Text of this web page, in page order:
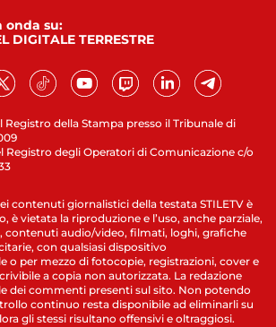
Registro della Stampa presso il Tribunale di
Registro degli Operatori di Comunicazione c/o
onda su:
DIGITALE TERRESTRE
contenuti giornalistici della testata STILETV è
è vietata la riproduzione e l’uso, anche parziale,
contenuti audio/video, filmati, loghi, grafiche
con qualsiasi dispositivo
o per mezzo di fotocopie, registrazioni, cover e
a copia non autorizzata. La redazione
dei commenti presenti sul sito. Non potendo
continuo resta disponibile ad eliminarli su
gli stessi risultano offensivi e oltraggiosi.